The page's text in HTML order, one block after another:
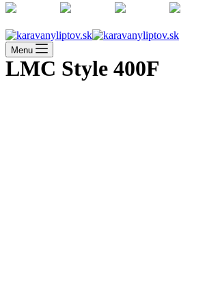
Menu
LMC Style 400F